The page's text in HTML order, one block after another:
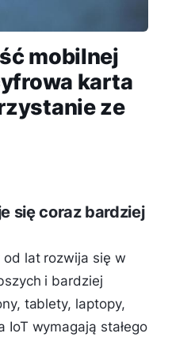
mobilnej
karta
ze
się coraz bardziej
od lat rozwija się w
i bardziej
tablety, laptopy,
wymagają stałego